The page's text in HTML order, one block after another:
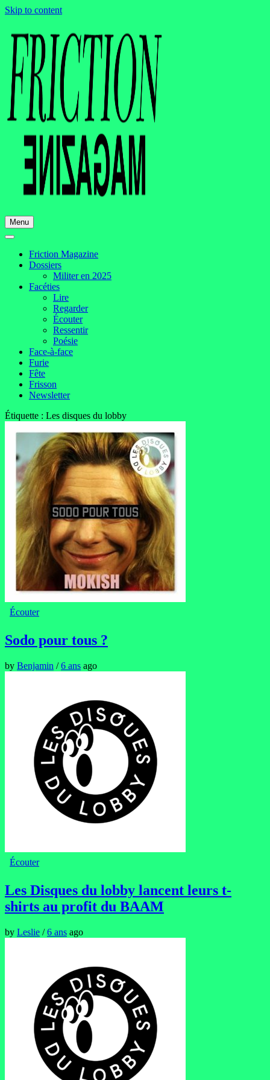
Skip to content
Menu
Friction Magazine
Dossiers
Militer en 2025
Facéties
Lire
Regarder
Écouter
Ressentir
Poésie
Face-à-face
Furie
Fête
Frisson
Newsletter
Étiquette : Les disques du lobby
Écouter
Sodo pour tous ?
by Benjamin /6 ans ago
Écouter
Les Disques du lobby lancent leurs t-
shirts au profit du BAAM
by Leslie /6 ans ago